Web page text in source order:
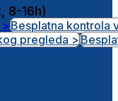
8-16h)
Besplatna kontrola
pregleda >